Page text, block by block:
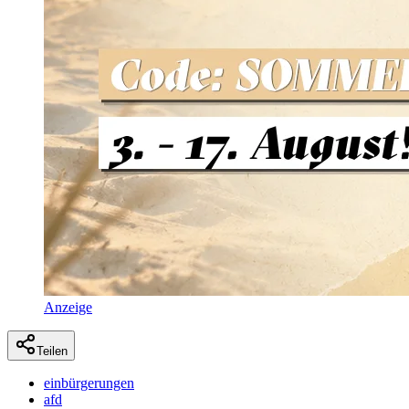
Anzeige
Teilen
einbürgerungen
afd